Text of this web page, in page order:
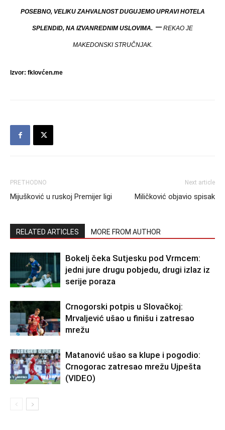
POSEBNO, VELIKU ZAHVALNOST DUGUJEMO UPRAVI HOTELA
SPLENDID, NA IZVANREDNIM USLOVIMA. –REKAO JE
MAKEDONSKI STRUČNJAK.
Izvor: fklovćen.me
PRETHODNO
Mijušković u ruskoj Premijer ligi
Next article
Miličković objavio spisak
RELATED ARTICLES MORE FROM AUTHOR
Bokelj čeka Sutjesku pod Vrmcem:
jedni jure drugu pobjedu, drugi izlaz iz
serije poraza
Crnogorski potpis u Slovačkoj:
Mrvaljević ušao u finišu i zatresao
mrežu
Matanović ušao sa klupe i pogodio:
Crnogorac zatresao mrežu Ujpešta
(VIDEO)